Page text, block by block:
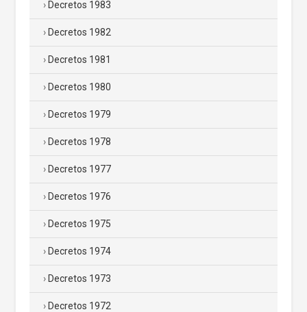
Decretos 1983
Decretos 1982
Decretos 1981
Decretos 1980
Decretos 1979
Decretos 1978
Decretos 1977
Decretos 1976
Decretos 1975
Decretos 1974
Decretos 1973
Decretos 1972